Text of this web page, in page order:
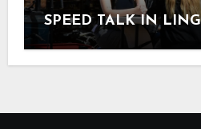
SPEED TALK IN